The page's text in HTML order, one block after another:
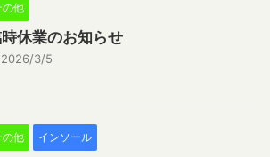
の他
時休業のお知らせ
2026/3/5
の他 インソール